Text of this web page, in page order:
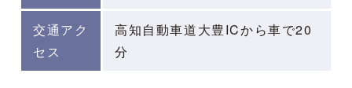
交通アク
セス
高知自動車道大豊ICから車で20
分